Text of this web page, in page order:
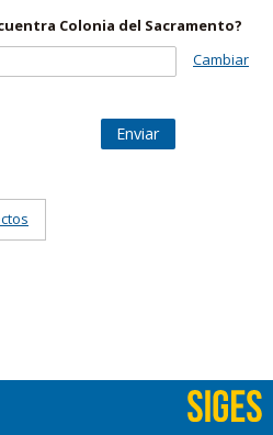
Colonia del Sacramento?
Cambiar
Enviar